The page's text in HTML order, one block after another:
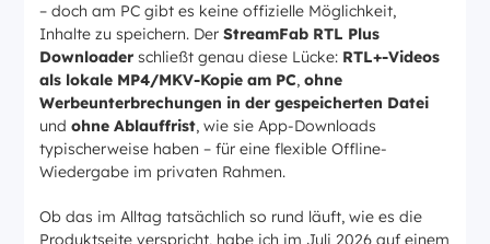
– doch am PC gibt es keine offizielle Möglichkeit,
Inhalte zu speichern. DerStreamFab RTL Plus
Downloader schließt genau diese Lücke: RTL+-Videos
als lokale MP4/MKV-Kopie am PC,ohne
Werbeunterbrechungen in der gespeicherten Datei
undohne Ablauffrist, wie sie App-Downloads
typischerweise haben – für eine flexible Offline-
Wiedergabe im privaten Rahmen.
Ob das im Alltag tatsächlich so rund läuft, wie es die
Produktseite verspricht, habe ich im Juli 2026 auf einem